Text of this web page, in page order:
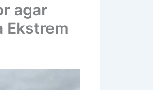
agar
Ekstrem